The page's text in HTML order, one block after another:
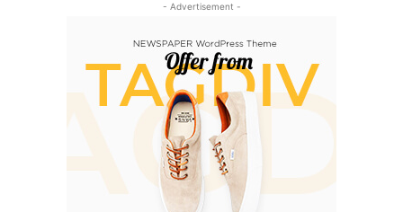
- Advertisement -